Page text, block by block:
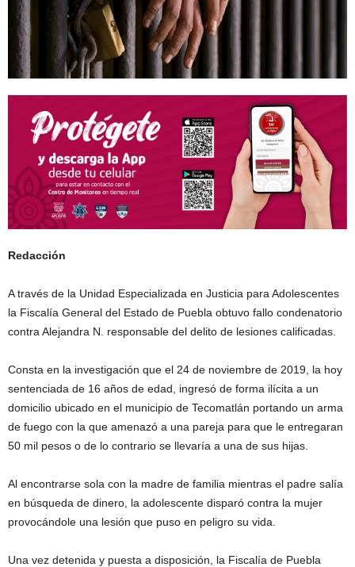
Redacción
A través de la Unidad Especializada en Justicia para Adolescentes
la Fiscalía General del Estado de Puebla obtuvo fallo condenatorio
contra Alejandra N. responsable del delito de lesiones calificadas.
Consta en la investigación que el 24 de noviembre de 2019, la hoy
sentenciada de 16 años de edad, ingresó de forma ilícita a un
domicilio ubicado en el municipio de Tecomatlán portando un arma
de fuego con la que amenazó a una pareja para que le entregaran
50 mil pesos o de lo contrario se llevaría a una de sus hijas.
Al encontrarse sola con la madre de familia mientras el padre salía
en búsqueda de dinero, la adolescente disparó contra la mujer
provocándole una lesión que puso en peligro su vida.
Una vez detenida y puesta a disposición, la Fiscalía de Puebla